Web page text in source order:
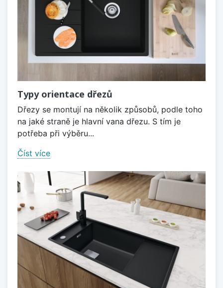
Typy orientace dřezů
Dřezy se montují na několik způsobů, podle toho
na jaké straně je hlavní vana dřezu. S tím je
potřeba při výběru...
Číst více